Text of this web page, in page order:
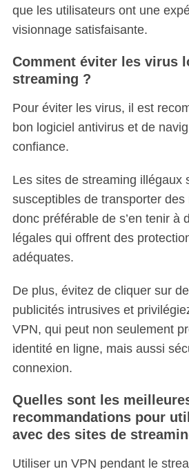
que les utilisateurs ont une
visionnage satisfaisante.
Comment éviter les virus
streaming ?
Pour éviter les virus, il est
bon logiciel antivirus et de
confiance.
Les sites de streaming illégaux
susceptibles de transporter
donc préférable de s’en tenir à
légales qui offrent des
adéquates.
De plus, évitez de cliquer sur
publicités intrusives et
VPN, qui peut non seulement
identité en ligne, mais aussi
connexion.
Quelles sont les
recommandations pour
avec des sites de
Utiliser un VPN pendant le